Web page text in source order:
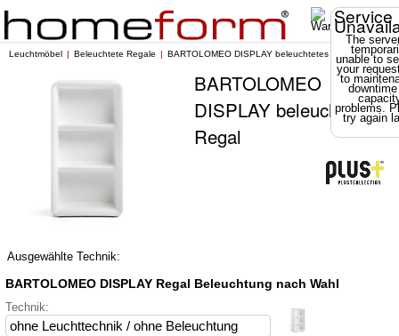
Service
The
unable to
your
to
problems.
try again
Leuchtmöbel Beleuchtete Regale BARTOLOMEO DISPLAY beleuchtetes Regal
BARTOLOMEO
DISPLAY beleuchtetes
Regal
Ausgewählte Technik:
BARTOLOMEO DISPLAY Regal Beleuchtung nach Wahl
Technik: